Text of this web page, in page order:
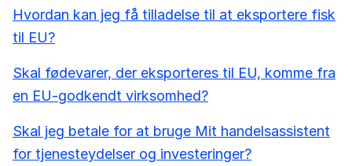
Hvordan kan jeg få tilladelse til at eksportere fisk
til EU?
Skal fødevarer, der eksporteres til EU, komme fra
en EU-godkendt virksomhed?
Skal jeg betale for at bruge Mit handelsassistent
for tjenesteydelser og investeringer?